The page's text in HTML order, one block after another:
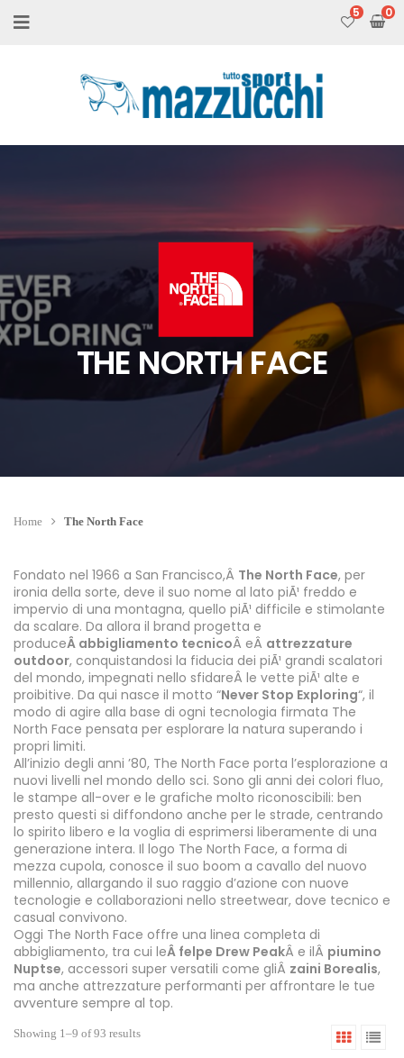
5
THE NORTH FACE
Home The North Face
Fondato nel 1966 a San Francisco,Â The North Face, per
ironia della sorte, deve il suo nome al lato piÃ¹ freddo e
impervio di una montagna, quello piÃ¹ difficile e stimolante
da scalare. Da allora il brand progetta e
produceÂ abbigliamento tecnicoÂ eÂ attrezzature
outdoor, conquistandosi la fiducia dei piÃ¹ grandi scalatori
del mondo, impegnati nello sfidareÂ le vette piÃ¹ alte e
proibitive. Da qui nasce il motto “Never Stop Exploring“, il
modo di agire alla base di ogni tecnologia firmata The
North Face pensata per esplorare la natura superando i
propri limiti.
All’inizio degli anni ’80, The North Face porta l’esplorazione a
nuovi livelli nel mondo dello sci. Sono gli anni dei colori fluo,
le stampe all-over e le grafiche molto riconoscibili: ben
presto questi si diffondono anche per le strade, centrando
lo spirito libero e la voglia di esprimersi liberamente di una
generazione intera. Il logo The North Face, a forma di
mezza cupola, conosce il suo boom a cavallo del nuovo
millennio, allargando il suo raggio d’azione con nuove
tecnologie e collaborazioni nello streetwear, dove tecnico e
casual convivono.
Oggi The North Face offre una linea completa di
abbigliamento, tra cui leÂ felpe Drew PeakÂ e ilÂ piumino
Nuptse, accessori super versatili come gliÂ zaini Borealis,
ma anche attrezzature performanti per affrontare le tue
avventure sempre al top.
Showing 1–9 of 93 results